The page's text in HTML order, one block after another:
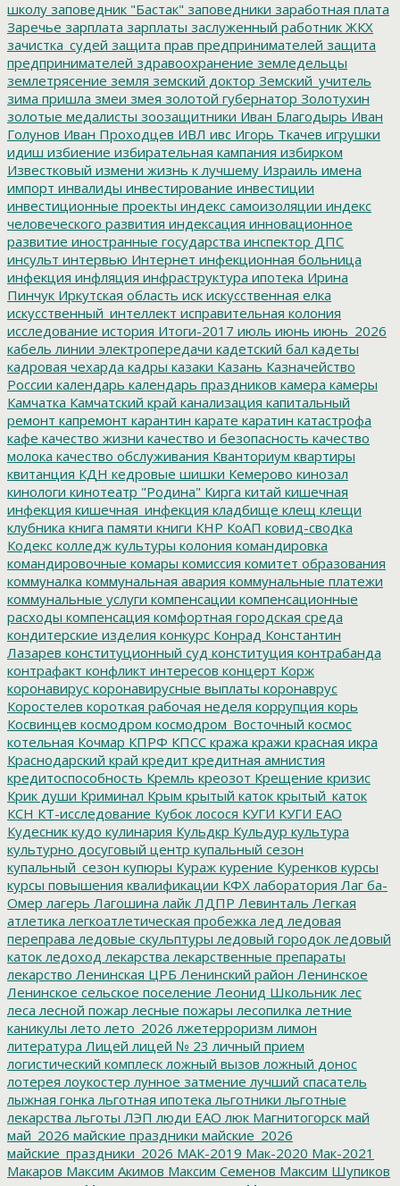
школу заповедник "Бастак" заповедники заработная плата
Заречье зарплата зарплаты заслуженный работник ЖКХ
зачистка_судей защита прав предпринимателей защита
предпринимателей здравоохранение земледельцы
землетрясение земля земский доктор Земский_учитель
зима пришла змеи змея золотой губернатор Золотухин
золотые медалисты зоозащитники Иван Благодырь Иван
Голунов Иван Проходцев ИВЛ ивс Игорь Ткачев игрушки
идиш избиение избирательная кампания избирком
Известковый измени жизнь к лучшему Израиль имена
импорт инвалиды инвестирование инвестиции
инвестиционные проекты индекс самоизоляции индекс
человеческого развития индексация инновационное
развитие иностранные государства инспектор ДПС
инсульт интервью Интернет инфекционная больница
инфекция инфляция инфраструктура ипотека Ирина
Пинчук Иркутская область иск искусственная елка
искусственный_интеллект исправительная колония
исследование история Итоги-2017 июль июнь июнь_2026
кабель линии электропередачи кадетский бал кадеты
кадровая чехарда кадры казаки Казань Казначейство
России календарь календарь праздников камера камеры
Камчатка Камчатский край канализация капитальный
ремонт капремонт карантин карате каратин катастрофа
кафе качество жизни качество и безопасность качество
молока качество обслуживания Кванториум квартиры
квитанция КДН кедровые шишки Кемерово кинозал
кинологи кинотеатр "Родина" Кирга китай кишечная
инфекция кишечная_инфекция кладбище клещ клещи
клубника книга памяти книги КНР КоАП ковид-сводка
Кодекс колледж культуры колония командировка
командировочные комары комиссия комитет образования
коммуналка коммунальная авария коммунальные платежи
коммунальные услуги компенсации компенсационные
расходы компенсация комфортная городская среда
кондитерские изделия конкурс Конрад Константин
Лазарев конституционный суд конституция контрабанда
контрафакт конфликт интересов концерт Корж
коронавирус коронавирусные выплаты коронаврус
Коростелев короткая рабочая неделя коррупция корь
Косвинцев космодром космодром_Восточный космос
котельная Кочмар КПРФ КПСС кража кражи красная икра
Краснодарский край кредит кредитная амнистия
кредитоспособность Кремль креозот Крещение кризис
Крик души Криминал Крым крытый каток крытый_каток
КСН КТ-исследование Кубок лосося КУГИ КУГИ ЕАО
Кудесник кудо кулинария Кульдкр Кульдур культура
культурно досуговый центр купальный сезон
купальный_сезон купюры Кураж курение Куренков курсы
курсы повышения квалификации КФХ лаборатория Лаг ба-
Омер лагерь Лагошина лайк ЛДПР Левинталь Легкая
атлетика легкоатлетическая пробежка лед ледовая
переправа ледовые скульптуры ледовый городок ледовый
каток ледоход лекарства лекарственные препараты
лекарство Ленинская ЦРБ Ленинский район Ленинское
Ленинское сельское поселение Леонид Школьник лес
леса лесной пожар лесные пожары лесопилка летние
каникулы лето лето_2026 лжетерроризм лимон
литература Лицей лицей № 23 личный прием
логистический комплеск ложный вызов ложный донос
лотерея лоукостер лунное затмение лучший спасатель
лыжная гонка льготная ипотека льготники льготные
лекарства льготы ЛЭП люди ЕАО люк Магнитогорск май
май_2026 майские праздники майские_2026
майские_праздники_2026 МАК-2019 Мак-2020 Мак-2021
Макаров Максим Акимов Максим Семенов Максим Шупиков